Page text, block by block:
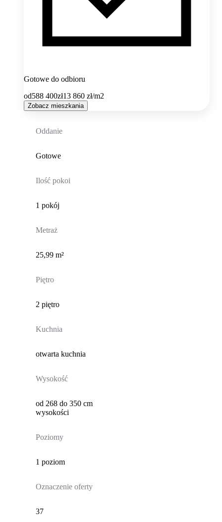
Gotowe do odbioru
od588 400zł13 860 zł/m2
Zobacz mieszkania
Oddanie
Gotowe
Ilość pokoi
1 pokój
Metraż
25,99 m²
Piętro
2 piętro
Kuchnia
otwarta kuchnia
Wysokość
od 268 do 350 cm
wysokości
Poziomy
1 poziom
Oznaczenie oferty
37